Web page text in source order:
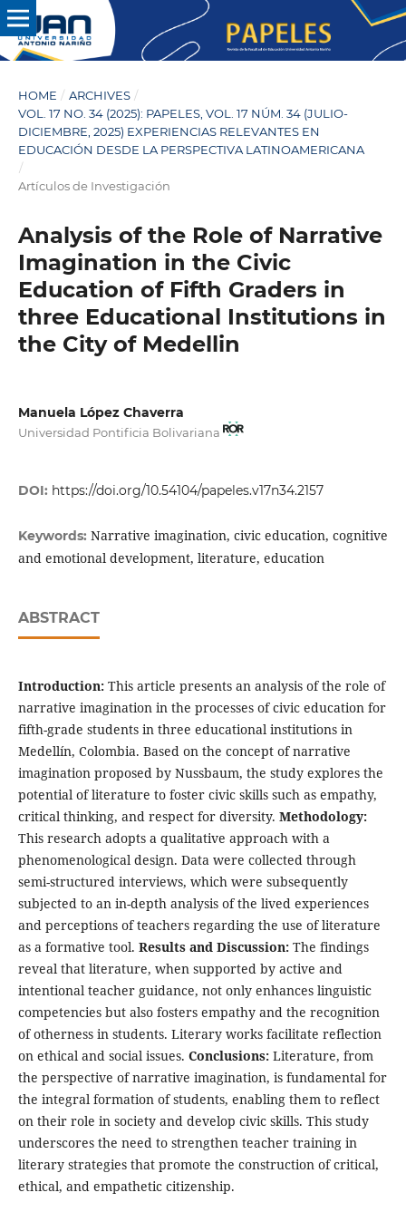
HOME / ARCHIVES /
VOL. 17 NO. 34 (2025): PAPELES, VOL. 17 NÚM. 34 (JULIO-
DICIEMBRE, 2025) EXPERIENCIAS RELEVANTES EN
EDUCACIÓN DESDE LA PERSPECTIVA LATINOAMERICANA
/
Artículos de Investigación
Analysis of the Role of Narrative
Imagination in the Civic
Education of Fifth Graders in
three Educational Institutions in
the City of Medellin
Manuela López Chaverra
Universidad Pontificia Bolivariana
DOI: https://doi.org/10.54104/papeles.v17n34.2157
Keywords: Narrative imagination, civic education, cognitive
and emotional development, literature, education
ABSTRACT
Introduction:This article presents an analysis of the role of
narrative imagination in the processes of civic education for
fifth-grade students in three educational institutions in
Medellín, Colombia. Based on the concept of narrative
imagination proposed by Nussbaum, the study explores the
potential of literature to foster civic skills such as empathy,
critical thinking, and respect for diversity. Methodology:
This research adopts a qualitative approach with a
phenomenological design. Data were collected through
semi-structured interviews, which were subsequently
subjected to an in-depth analysis of the lived experiences
and perceptions of teachers regarding the use of literature
as a formative tool. Results and Discussion:The findings
reveal that literature, when supported by active and
intentional teacher guidance, not only enhances linguistic
competencies but also fosters empathy and the recognition
of otherness in students. Literary works facilitate reflection
on ethical and social issues. Conclusions:Literature, from
the perspective of narrative imagination, is fundamental for
the integral formation of students, enabling them to reflect
on their role in society and develop civic skills. This study
underscores the need to strengthen teacher training in
literary strategies that promote the construction of critical,
ethical, and empathetic citizenship.